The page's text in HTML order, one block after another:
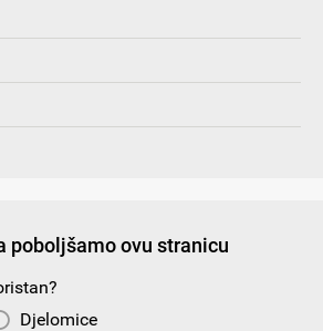
poboljšamo ovu stranicu
Djelomice